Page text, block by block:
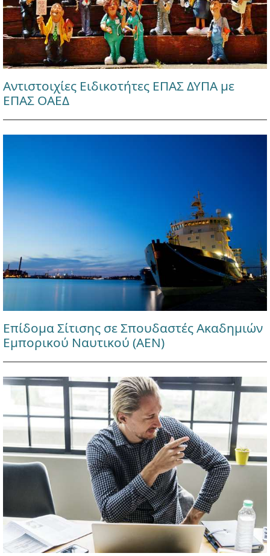
Αντιστοιχίες Ειδικοτήτες ΕΠΑΣ ΔΥΠΑ με
ΕΠΑΣ ΟΑΕΔ
Επίδομα Σίτισης σε Σπουδαστές Ακαδημιών
Εμπορικού Ναυτικού (ΑΕΝ)